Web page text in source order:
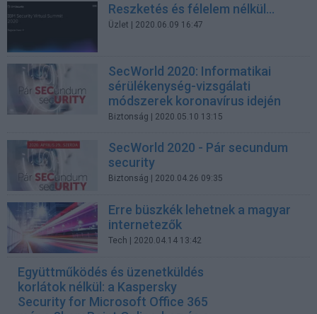
Reszketés és félelem nélkül…
Üzlet | 2020.06.09 16:47
SecWorld 2020: Informatikai
sérülékenység-vizsgálati
módszerek koronavírus idején
Biztonság | 2020.05.10 13:15
SecWorld 2020 - Pár secundum
security
Biztonság | 2020.04.26 09:35
Erre büszkék lehetnek a magyar
internetezők
Tech | 2020.04.14 13:42
Együttműködés és üzenetküldés
korlátok nélkül: a Kaspersky
Security for Microsoft Office 365